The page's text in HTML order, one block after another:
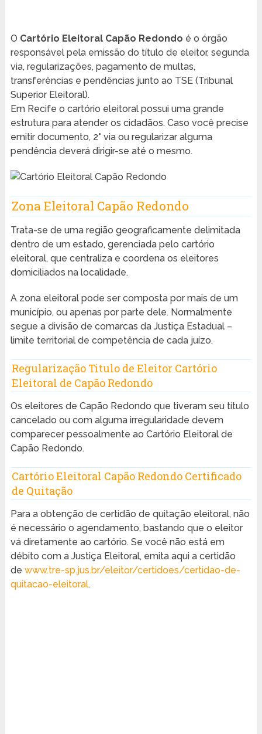
O Cartório Eleitoral Capão Redondo é o órgão
responsável pela emissão do título de eleitor, segunda
via, regularizações, pagamento de multas,
transferências e pendências junto ao TSE (Tribunal
Superior Eleitoral).
Em Recife o cartório eleitoral possui uma grande
estrutura para atender os cidadãos. Caso você precise
emitir documento, 2° via ou regularizar alguma
pendência deverá dirigir-se até o mesmo.
Zona Eleitoral Capão Redondo
Trata-se de uma região geograficamente delimitada
dentro de um estado, gerenciada pelo cartório
eleitoral, que centraliza e coordena os eleitores
domiciliados na localidade.
A zona eleitoral pode ser composta por mais de um
município, ou apenas por parte dele. Normalmente
segue a divisão de comarcas da Justiça Estadual –
limite territorial de competência de cada juízo.
Regularização Titulo de Eleitor Cartório
Eleitoral de Capão Redondo
Os eleitores de Capão Redondo que tiveram seu título
cancelado ou com alguma irregularidade devem
comparecer pessoalmente ao Cartório Eleitoral de
Capão Redondo.
Cartório Eleitoral Capão Redondo Certificado
de Quitação
Para a obtenção de certidão de quitação eleitoral, não
é necessário o agendamento, bastando que o eleitor
vá diretamente ao cartório. Se você não está em
débito com a Justiça Eleitoral, emita aqui a certidão
de www.tre-sp.jus.br/eleitor/certidoes/certidao-de-
quitacao-eleitoral.